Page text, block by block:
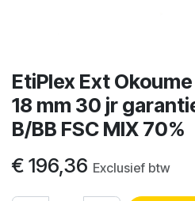
EtiPlex Ext
18 mm 30 jr
B/BB FSC MIX 70%
€ 196,36 Exclusief btw